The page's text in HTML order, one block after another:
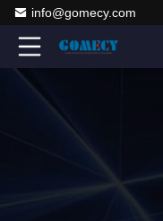
info@gomecy.com